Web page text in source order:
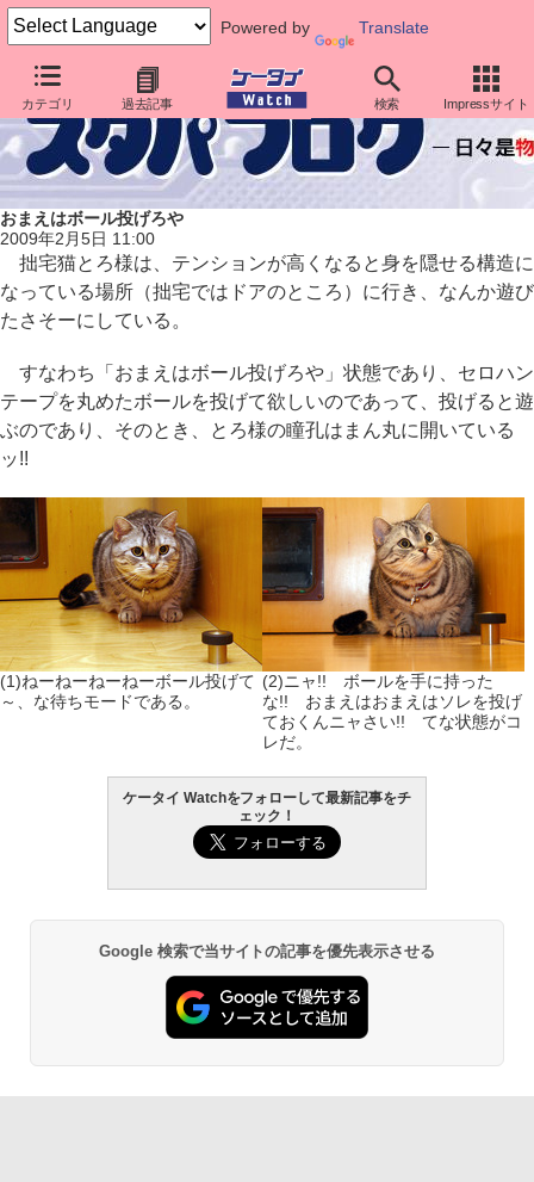
Powered by Translate
カテゴリ 過去記事 検索 Impressサイト
おまえはボール投げろや
2009年2月5日 11:00
拙宅猫とろ様は、テンションが高くなると身を隠せる構造に
なっている場所（拙宅ではドアのところ）に行き、なんか遊び
たさそーにしている。
すなわち「おまえはボール投げろや」状態であり、セロハン
テープを丸めたボールを投げて欲しいのであって、投げると遊
ぶのであり、そのとき、とろ様の瞳孔はまん丸に開いている
ッ!!
(1)ねーねーねーねーボール投げて
～、な待ちモードである。
(2)ニャ!! ボールを手に持った
な!! おまえはおまえはソレを投げ
ておくんニャさい!! てな状態がコ
レだ。
ケータイ Watchをフォローして最新記事をチ
ェック！
Google 検索で当サイトの記事を優先表示させる